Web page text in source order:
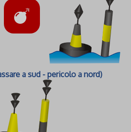
a sud - pericolo a nord)